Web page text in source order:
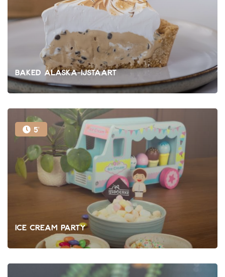
Baked Alaska-ijstaart
5'
Ice cream party